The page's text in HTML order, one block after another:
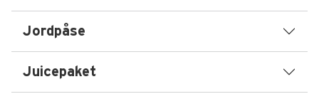
Jordpåse
Juicepaket